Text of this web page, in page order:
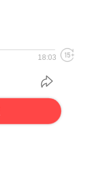
18:03